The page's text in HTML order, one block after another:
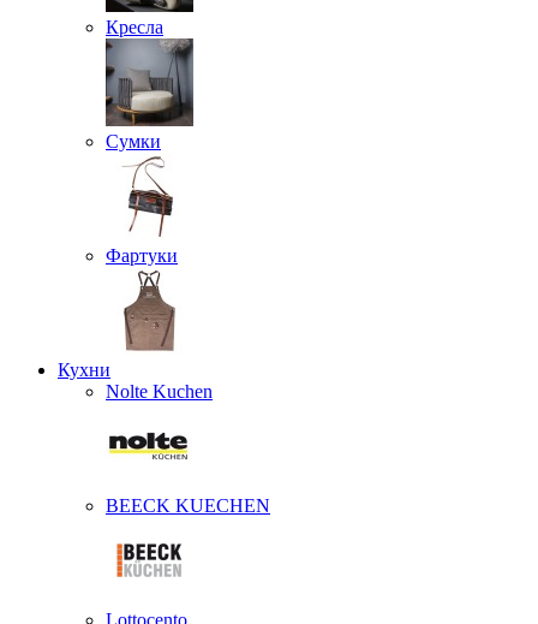
Кресла
Сумки
Фартуки
Кухни
Nolte Kuchen
BEECK KUECHEN
Lottocento